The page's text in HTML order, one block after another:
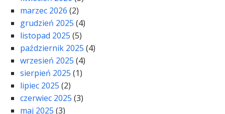
marzec 2026 (2)
grudzień 2025 (4)
listopad 2025 (5)
październik 2025 (4)
wrzesień 2025 (4)
sierpień 2025 (1)
lipiec 2025 (2)
czerwiec 2025 (3)
maj 2025 (3)